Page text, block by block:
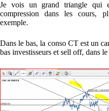
Je vois un grand triangle qui
compression dans les cours,
exemple.
Dans le bas, la conso CT est un
bas investisseurs et sell off, dans